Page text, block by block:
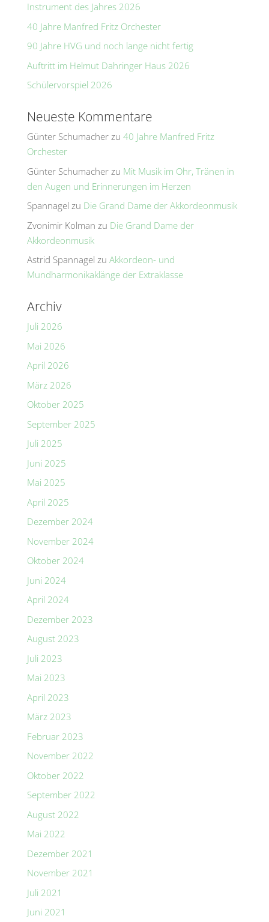
v
e
:
Instrument des Jahres 2026
40 Jahre Manfred Fritz Orchester
90 Jahre HVG und noch lange nicht fertig
Auftritt im Helmut Dahringer Haus 2026
Schülervorspiel 2026
Neueste Kommentare
Günter Schumacherzu 40 Jahre Manfred Fritz
Orchester
Günter Schumacherzu Mit Musik im Ohr, Tränen in
den Augen und Erinnerungen im Herzen
Spannagel zu Die Grand Dame der Akkordeonmusik
Zvonimir Kolman zu Die Grand Dame der
Akkordeonmusik
Astrid Spannagel zu Akkordeon- und
Mundharmonikaklänge der Extraklasse
Archiv
Juli 2026
Mai 2026
April 2026
März 2026
Oktober 2025
September 2025
Juli 2025
Juni 2025
Mai 2025
April 2025
Dezember 2024
November 2024
Oktober 2024
Juni 2024
April 2024
Dezember 2023
August 2023
Juli 2023
Mai 2023
April 2023
März 2023
Februar 2023
November 2022
Oktober 2022
September 2022
August 2022
Mai 2022
Dezember 2021
November 2021
Juli 2021
Juni 2021